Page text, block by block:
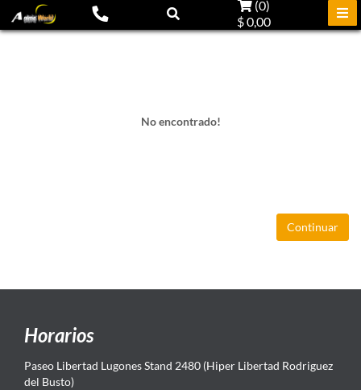
(0)
$ 0,00
No encontrado!
Continuar
Horarios
Paseo Libertad Lugones Stand 2480 (Hiper Libertad Rodriguez
del Busto)